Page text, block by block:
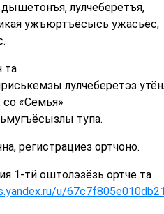
лулчеберетъя,
ужъюртъёсысь ужасьёс,
та
лулчеберетэз
«Семья»
тупа.
регистрациез ортчоно.
1-тӥ оштолэзёзь ортче та
u/